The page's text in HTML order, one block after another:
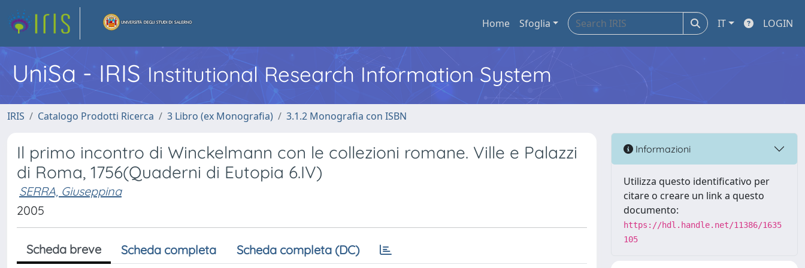
Home Sfoglia IT LOGIN
UniSa - IRIS Institutional Research Information System
IRIS Catalogo Prodotti Ricerca 3 Libro (ex Monografia) 3.1.2 Monografia con ISBN
Il primo incontro di Winckelmann con le collezioni romane. Ville e Palazzi
di Roma, 1756(Quaderni di Eutopia 6.IV)
SERRA, Giuseppina
2005
Scheda breve Scheda completa Scheda completa (DC)
Informazioni
Utilizza questo identificativo per
citare o creare un link a questo
documento:
https://hdl.handle.net/11386/1635
105